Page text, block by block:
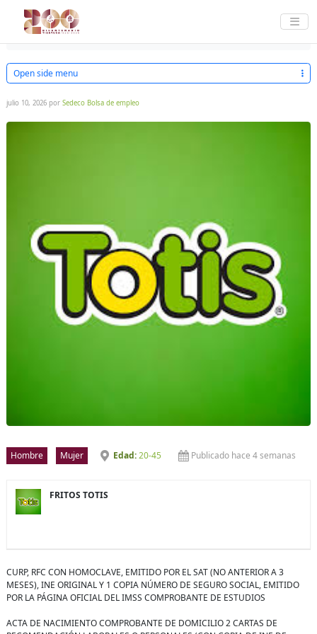
EMPLEOS
julio 10, 2026 por Sedeco Bolsa de empleo
Hombre Mujer 20-45 Publicado hace 4 semanas
FRITOS TOTIS
CURP, RFC CON HOMOCLAVE, EMITIDO POR EL SAT (NO ANTERIOR A 3
MESES), INE ORIGINAL Y 1 COPIA NÚMERO DE SEGURO SOCIAL, EMITIDO
POR LA PÁGINA OFICIAL DEL IMSS COMPROBANTE DE ESTUDIOS
ACTA DE NACIMIENTO COMPROBANTE DE DOMICILIO 2 CARTAS DE
Open side menu